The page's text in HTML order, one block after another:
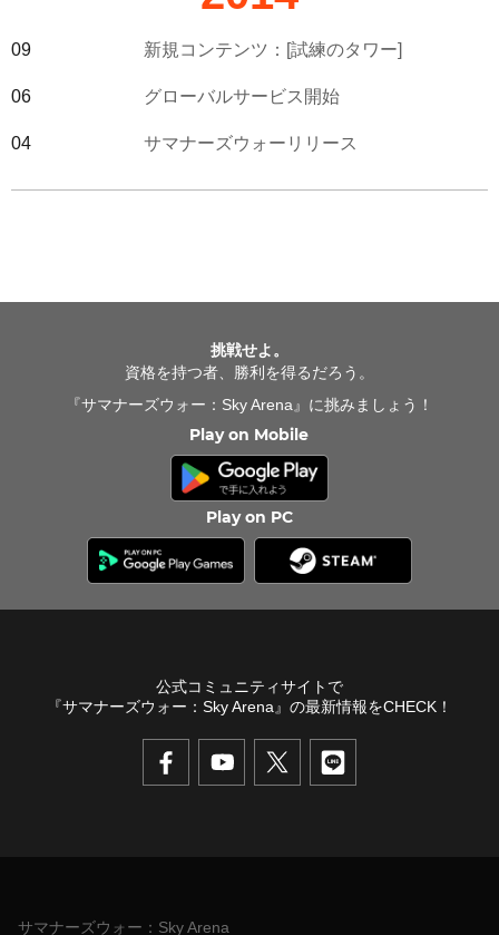
09 新規コンテンツ：[試練のタワー]
06 グローバルサービス開始
04 サマナーズウォーリリース
挑戦せよ。
資格を持つ者、勝利を得るだろう。
『サマナーズウォー：Sky Arena』に挑みましょう！
Play on Mobile
Play on PC
公式コミュニティサイトで
『サマナーズウォー：Sky Arena』の最新情報をCHECK！
サマナーズウォー：Sky Arena